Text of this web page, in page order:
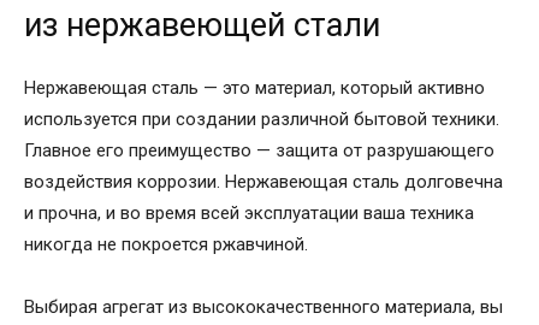
из нержавеющей стали
Нержавеющая сталь — это материал, который активно
используется при создании различной бытовой техники.
Главное его преимущество — защита от разрушающего
воздействия коррозии. Нержавеющая сталь долговечна
и прочна, и во время всей эксплуатации ваша техника
никогда не покроется ржавчиной.
Выбирая агрегат из высококачественного материала, вы